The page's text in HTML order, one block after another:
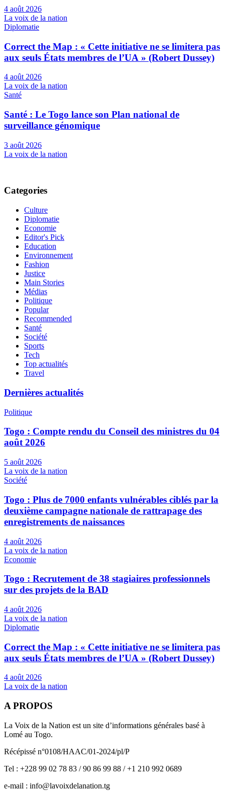
4 août 2026
La voix de la nation
Diplomatie
Correct the Map : « Cette initiative ne se limitera pas
aux seuls États membres de l’UA » (Robert Dussey)
4 août 2026
La voix de la nation
Santé
Santé : Le Togo lance son Plan national de
surveillance génomique
3 août 2026
La voix de la nation
Categories
Culture
Diplomatie
Economie
Editor's Pick
Education
Environnement
Fashion
Justice
Main Stories
Médias
Politique
Popular
Recommended
Santé
Société
Sports
Tech
Top actualités
Travel
Dernières actualités
Politique
Togo : Compte rendu du Conseil des ministres du 04
août 2026
5 août 2026
La voix de la nation
Société
Togo : Plus de 7000 enfants vulnérables ciblés par la
deuxième campagne nationale de rattrapage des
enregistrements de naissances
4 août 2026
La voix de la nation
Economie
Togo : Recrutement de 38 stagiaires professionnels
sur des projets de la BAD
4 août 2026
La voix de la nation
Diplomatie
Correct the Map : « Cette initiative ne se limitera pas
aux seuls États membres de l’UA » (Robert Dussey)
4 août 2026
La voix de la nation
A PROPOS
La Voix de la Nation est un site d’informations générales basé à
Lomé au Togo.
Récépissé n°0108/HAAC/01-2024/pl/P
Tel : +228 99 02 78 83 / 90 86 99 88 / +1 210 992 0689
e-mail : info@lavoixdelanation.tg